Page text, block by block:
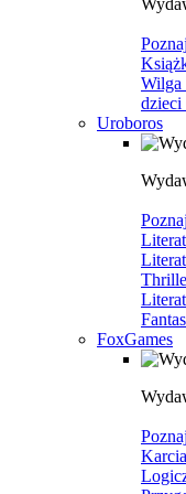
Wilga
dzieci
Uroboros
FoxGames